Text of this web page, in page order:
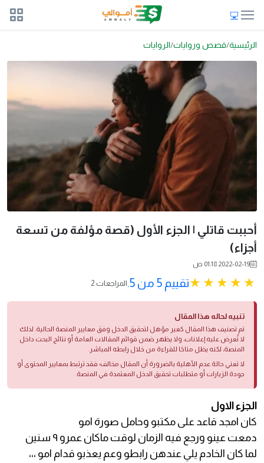
الرئيسية قصص وروايات الروايات
أحببت قاتلي | الجزء الأول (قصة مؤلفة من تسعة
أجزاء)
2022-02-19 01:18 ص
تقييم 5 من 5. 2 المراجعات
تنبيه لحاله هذا المقال
تم تصنيف هذا المقال كغير مؤهل لتحقيق الدخل وفق معايير المنصة الحالية. لذلك
لا تُعرض عليه إعلانات، ولا يظهر ضمن قوائم المقالات العامة أو نتائج البحث داخل
المنصة، لكنه يظل متاحًا للقراءة من خلال رابطه المباشر.
لا تعني حالة عدم الأهلية بالضرورة أن المقال مخالف؛ فقد ترتبط بمعايير المحتوى أو
جودة الزيارات أو متطلبات تحقيق الدخل المعتمدة في المنصة.
الجزء الاول
كان امجد قاعد على مكتبو وحامل صورة امو
دمعت عينو ورجع فيه الزمان لوقت ماكان عمرو ٩ سنين
لما كان الخادم يلي عندهن رابطو وعم يعذبو قدام امو ،،،